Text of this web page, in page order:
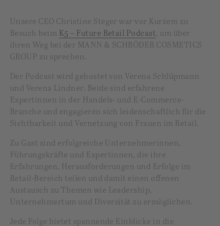
Unsere CEO Christine Steger war vor Kurzem zu
Besuch beim K5 – Future Retail Podcast, um über
ihren Weg bei der MANN & SCHRÖDER COSMETICS
GROUP zu sprechen.
Der Podcast wird gehostet von Verena Schlüpmann
und Verena Lindner. Beide sind erfahrene
Expertinnen in der Handels- und E-Commerce-
Branche und engagieren sich leidenschaftlich für die
Sichtbarkeit und Vernetzung von Frauen im Retail.
Zu Gast sind erfolgreiche Unternehmerinnen,
Führungskräfte und Expertinnen, die ihre
Erfahrungen, Herausforderungen und Erfolge im
Retail-Bereich teilen und damit einen offenen
Austausch zu Themen wie Leadership,
Unternehmertum und Diversität zu ermöglichen.
Jede Folge bietet spannende Einblicke in die